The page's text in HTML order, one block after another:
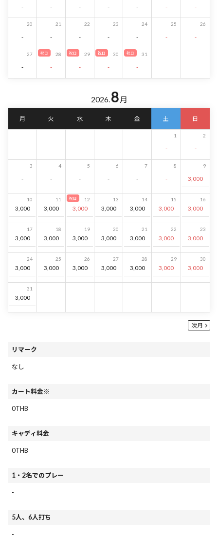
- - - - - - -
20
-
21
-
22
-
23
-
24
-
25
-
26
-
27
-
祝日 28
-
祝日 29
-
祝日 30
-
祝日 31
-
次月
2026.8 月
月 火 水 木 金 土 日
1
-
2
-
3
-
4
-
5
-
6
-
7
-
8
-
9
3,000
10
3,000
11
3,000
祝日 12
3,000
13
3,000
14
3,000
15
3,000
16
3,000
17
3,000
18
3,000
19
3,000
20
3,000
21
3,000
22
3,000
23
3,000
24
3,000
25
3,000
26
3,000
27
3,000
28
3,000
29
3,000
30
3,000
31
3,000
リマーク
なし
カート料金※
0THB
キャディ料金
0THB
1・2名でのプレー
-
5人、6人打ち
-